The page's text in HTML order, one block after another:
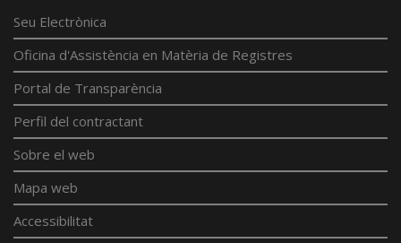
Seu Electrònica
Oficina d'Assistència en Matèria de Registres
Portal de Transparència
Perfil del contractant
Sobre el web
Mapa web
Accessibilitat